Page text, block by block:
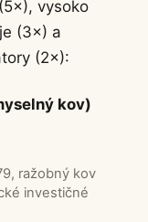
vysoko
(3×) a
(2×):
kov)
ražobný kov
investičné